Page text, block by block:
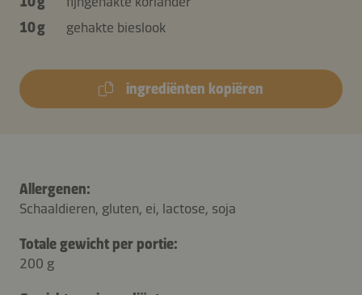
10 g
gehakte bieslook
ingrediënten kopiëren
Allergenen:
Schaaldieren, gluten, ei, lactose, soja
Totale gewicht per portie:
200 g